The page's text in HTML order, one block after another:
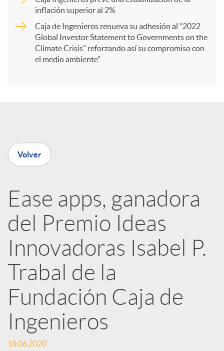
n
R
e
d
e
s
S
inflación superior al 2%
Caja de Ingenieros renueva su adhesión al “2022
Global Investor Statement to Governments on the
Climate Crisis” reforzando así su compromiso con
el medio ambiente”
Volver
Ease apps, ganadora
del Premio Ideas
Innovadoras Isabel P.
Trabal de la
Fundación Caja de
Ingenieros
18.06.2020